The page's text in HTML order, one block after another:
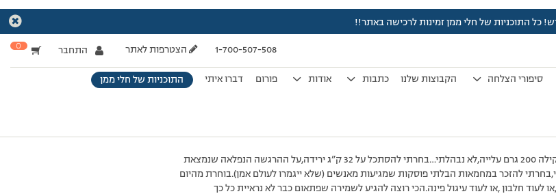
כל התוכניות של חלי ממן זמינות לרכישה באתר!!
1-700-507-508 הצטרפות לאתר התחבר 0
סיפורי הצלחה הקבוצות שלנו כתבות אודות פורום דברו איתי התוכניות של חלי ממן
בוקר טוב אנשים יקרים באשר אתם.אתמול בשקילה 200 גרם עלייה,לא נבהלתי…בחרתי להסתכל על 32 ק”ג ירידה,על ההרגשה הנפלאה שנמצאת
להזכר במחמאות הבלתי פוסקות שמגיעות מאנשים (שלא ייגמרו לעולם אמן).בוחרת מהיום
חלבון ,או לעוד עיגול פינה.הכי רוצה להגיע לשמירה שפתאום כבר לא נראיית כל כך